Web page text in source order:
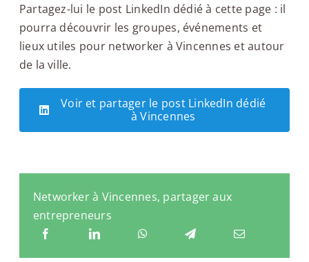
Partagez-lui le post LinkedIn dédié à cette page : il
pourra découvrir les groupes, événements et
lieux utiles pour networker à Vincennes et autour
de la ville.
Voir et partager le post LinkedIn dédié
à Vincennes
Networker à Vincennes, partager aux
entrepreneurs